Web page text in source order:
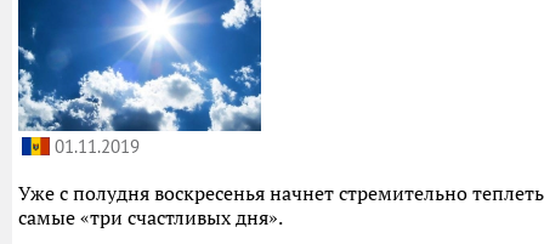
01.11.2019
Уже с полудня воскресенья начнет стремительно
самые «три счастливых дня».